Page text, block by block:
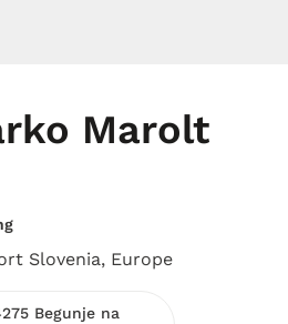
Marolt
Slovenia, Europe
Begunje na